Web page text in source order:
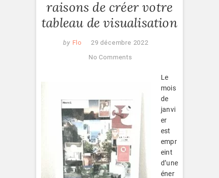
raisons de créer votre
tableau de visualisation
by Flo
29 décembre 2022
No Comments
Le
mois
de
janvi
er
est
empr
eint
d’une
éner